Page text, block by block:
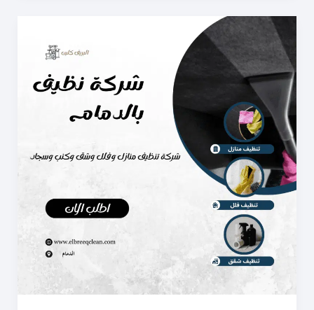
/
شركة
البريق
كلين